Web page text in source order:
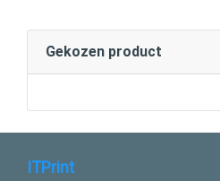
Gekozen product
ITPrint